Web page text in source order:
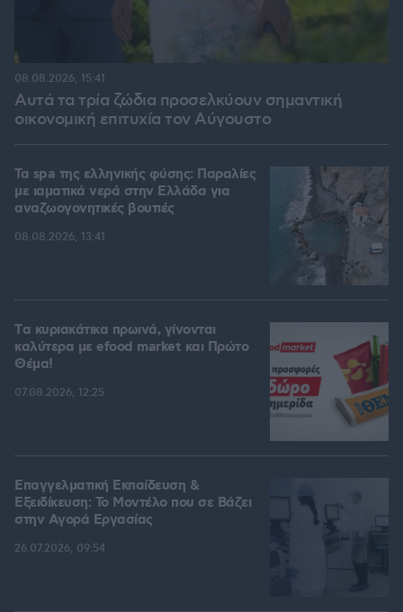
Αυτά τα τρία ζώδια προσελκύουν σημαντική
οικονομική επιτυχία τον Αύγουστο
08.08.2026, 15:41
Τα spa της ελληνικής φύσης: Παραλίες
με ιαματικά νερά στην Ελλάδα για
αναζωογονητικές βουτιές
08.08.2026, 13:41
Tα κυριακάτικα πρωινά, γίνονται
καλύτερα με efood market και Πρώτο
Θέμα!
07.08.2026, 12:25
Επαγγελματική Εκπαίδευση &
Εξειδίκευση: Το Mοντέλο που σε Bάζει
στην Aγορά Eργασίας
26.07.2026, 09:54